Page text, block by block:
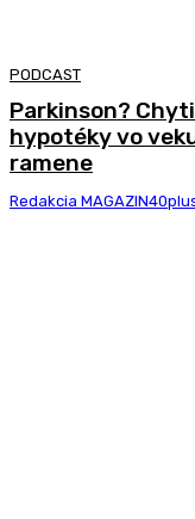
PODCAST
Parkinson?
hypotéky vo
ramene
Redakcia